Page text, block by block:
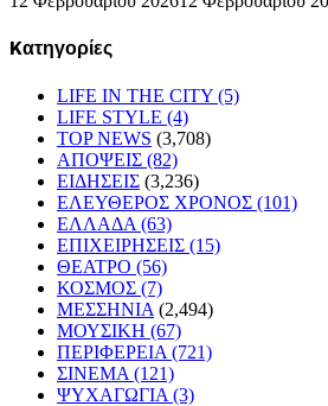
Kατηγορίες
LIFE IN THE CITY (5)
LIFE STYLE (4)
TOP NEWS (3,708)
ΑΠΟΨΕΙΣ (82)
ΕΙΔΗΣΕΙΣ (3,236)
ΕΛΕΥΘΕΡΟΣ ΧΡΟΝΟΣ (101)
ΕΛΛΑΔΑ (63)
ΕΠΙΧΕΙΡΗΣΕΙΣ (15)
ΘΕΑΤΡΟ (56)
ΚΟΣΜΟΣ (7)
ΜΕΣΣΗΝΙΑ (2,494)
ΜΟΥΣΙΚΗ (67)
ΠΕΡΙΦΕΡΕΙΑ (721)
ΣΙΝΕΜΑ (121)
ΨΥΧΑΓΩΓΙΑ (3)